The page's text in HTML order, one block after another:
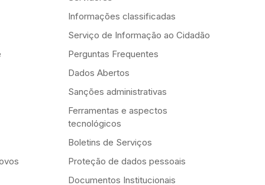
Informações classificadas
Serviço de Informação ao Cidadão
Perguntas Frequentes
Dados Abertos
Sanções administrativas
Ferramentas e aspectos
tecnológicos
Boletins de Serviços
Proteção de dados pessoais
Documentos Institucionais